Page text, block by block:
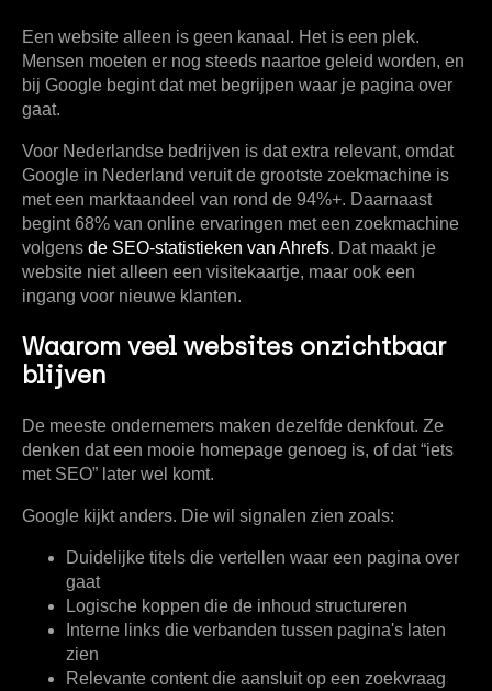
Een website alleen is geen kanaal. Het is een plek.
Mensen moeten er nog steeds naartoe geleid worden, en
bij Google begint dat met begrijpen waar je pagina over
gaat.
Voor Nederlandse bedrijven is dat extra relevant, omdat
Google in Nederland veruit de grootste zoekmachine is
met een marktaandeel van rond de 94%+. Daarnaast
begint68% van online ervaringen met een zoekmachine
volgens de SEO-statistieken van Ahrefs. Dat maakt je
website niet alleen een visitekaartje, maar ook een
ingang voor nieuwe klanten.
Waarom veel websites onzichtbaar
blijven
De meeste ondernemers maken dezelfde denkfout. Ze
denken dat een mooie homepage genoeg is, of dat “iets
met SEO” later wel komt.
Google kijkt anders. Die wil signalen zien zoals:
Duidelijke titels die vertellen waar een pagina over
gaat
Logische koppen die de inhoud structureren
Interne links die verbanden tussen pagina's laten
zien
Relevante contentdie aansluit op een zoekvraag